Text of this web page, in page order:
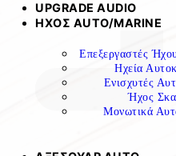
UPGRADE AUDIO
ΗΧΟΣ ΑUTO/MARINE
Επεξεργαστές
Ηχεία
Ενισχυτές
Ήχος
Μονωτικά